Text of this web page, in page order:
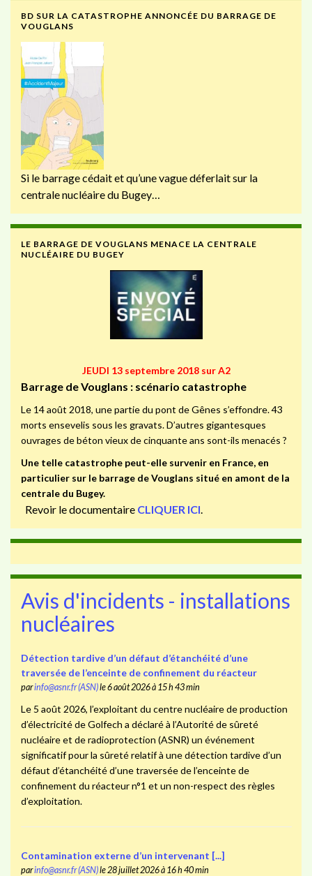
BD SUR LA CATASTROPHE ANNONCÉE DU BARRAGE DE
VOUGLANS
Si le barrage cédait et qu’une vague déferlait sur la
centrale nucléaire du Bugey…
LE BARRAGE DE VOUGLANS MENACE LA CENTRALE
NUCLÉAIRE DU BUGEY
JEUDI 13 septembre 2018 sur A2
Barrage de Vouglans : scénario catastrophe
Le 14 août 2018, une partie du pont de Gênes s’effondre. 43
morts ensevelis sous les gravats. D’autres gigantesques
ouvrages de béton vieux de cinquante ans sont-ils menacés ?
Une telle catastrophe peut-elle survenir en France, en
particulier sur le barrage de Vouglans situé en amont de la
centrale du Bugey.
Revoir le documentaire CLIQUER ICI.
Avis d'incidents - installations
nucléaires
Détection tardive d’un défaut d’étanchéité d’une
traversée de l’enceinte de confinement du réacteur
parinfo@asnr.fr (ASN)le 6 août 2026 à 15 h 43 min
Le 5 août 2026, l’exploitant du centre nucléaire de production
d’électricité de Golfech a déclaré à l’Autorité de sûreté
nucléaire et de radioprotection (ASNR) un événement
significatif pour la sûreté relatif à une détection tardive d’un
défaut d’étanchéité d’une traversée de l’enceinte de
confinement du réacteur n°1 et un non-respect des règles
d’exploitation.
Contamination externe d’un intervenant [...]
parinfo@asnr.fr (ASN)le 28 juillet 2026 à 16 h 40 min